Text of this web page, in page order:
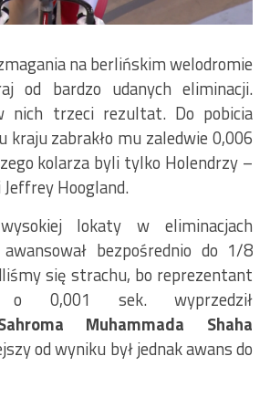
na berlińskim welodromie
od bardzo udanych eliminacji.
nich trzeci rezultat. Do pobicia
kraju zabrakło mu zaledwie 0,006
kolarza byli tylko Holendrzy –
Hoogland.
lokaty w eliminacjach
bezpośrednio do 1/8
się strachu, bo reprezentant
0,001 sek. wyprzedził
Muhammada Shaha
od wyniku był jednak awans do